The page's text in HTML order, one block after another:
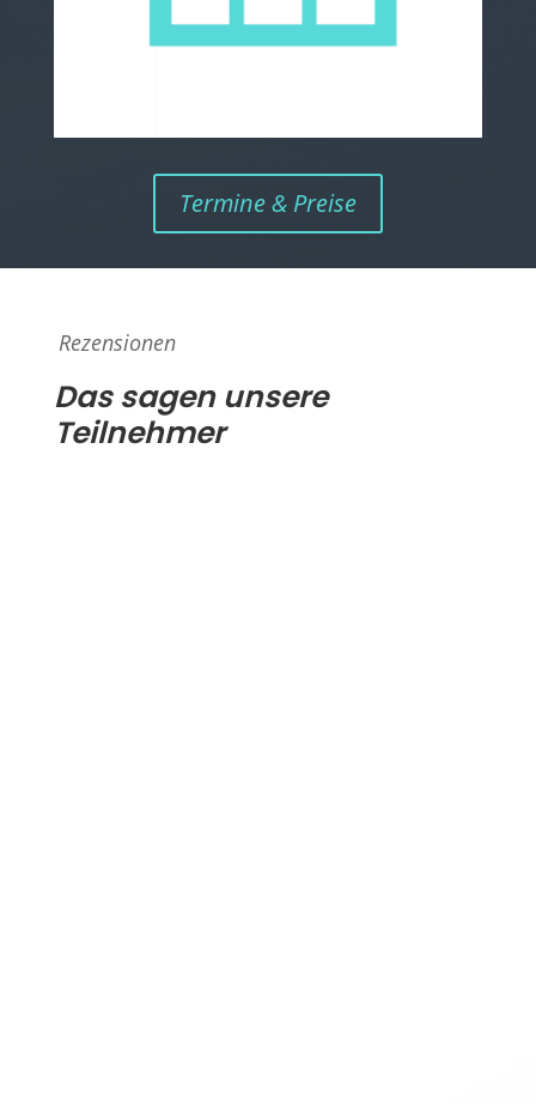
Termine & Preise
Rezensionen
Das sagen unsere
Teilnehmer